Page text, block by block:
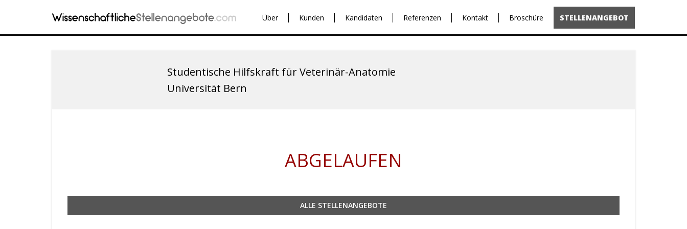
Über Kunden Kandidaten Referenzen Kontakt Broschüre STELLENANGEBOT
Studentische Hilfskraft für Veterinär-Anatomie
Universität Bern
ABGELAUFEN
ALLE STELLENANGEBOTE